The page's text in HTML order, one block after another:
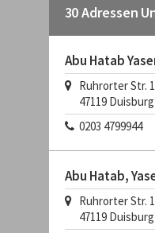
30 Adressen
Abu Hatab
Ruhrorter Str.
47119 Duisburg
0203 4799944
Abu Hatab,
Ruhrorter Str.
47119 Duisburg